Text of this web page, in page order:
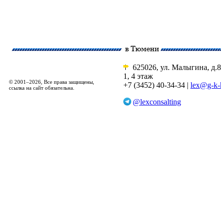
© 2001–2026, Все права защищены,
ссылка на сайт обязательна.
625026, ул. Малыгина,
1, 4 этаж
+7 (3452) 40-34-34 | lex@g-
@lexconsalting